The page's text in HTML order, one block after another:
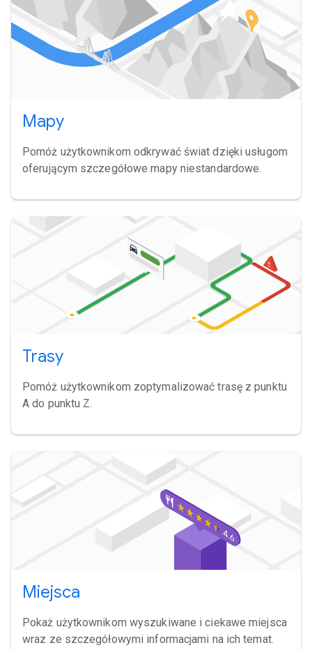
Mapy
Pomóż użytkownikom odkrywać świat dzięki usługom
oferującym szczegółowe mapy niestandardowe.
Trasy
Pomóż użytkownikom zoptymalizować trasę z punktu
A do punktu Z.
Miejsca
Pokaż użytkownikom wyszukiwane i ciekawe miejsca
wraz ze szczegółowymi informacjami na ich temat.